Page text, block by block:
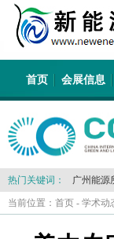
首页 会展信息
热门关键词： 广州能源
当前位置： 首页 - 学术动